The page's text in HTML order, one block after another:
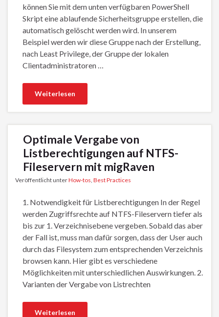
können Sie mit dem unten verfügbaren PowerShell
Skript eine ablaufende Sicherheitsgruppe erstellen, die
automatisch gelöscht werden wird. In unserem
Beispiel werden wir diese Gruppe nach der Erstellung,
nach Least Privilege, der Gruppe der lokalen
Clientadministratoren …
Weiterlesen
Optimale Vergabe von
Listberechtigungen auf NTFS-
Fileservern mit migRaven
Veröffentlicht unterHow-tos Best Practices
1. Notwendigkeit für Listberechtigungen In der Regel
werden Zugriffsrechte auf NTFS-Fileservern tiefer als
bis zur 1. Verzeichnisebene vergeben. Sobald das aber
der Fall ist, muss man dafür sorgen, dass der User auch
durch das Filesystem zum entsprechenden Verzeichnis
browsen kann. Hier gibt es verschiedene
Möglichkeiten mit unterschiedlichen Auswirkungen. 2.
Varianten der Vergabe von Listrechten
Weiterlesen